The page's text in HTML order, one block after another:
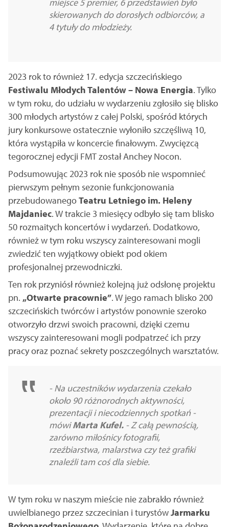
miejsce 5 premier, 6 przedstawień było
skierowanych do dorosłych odbiorców, a
4 tytuły do młodzieży.
2023 rok to również 17. edycja szczecińskiego
Festiwalu Młodych Talentów – Nowa Energia. Tylko
w tym roku, do udziału w wydarzeniu zgłosiło się blisko
300 młodych artystów z całej Polski, spośród których
jury konkursowe ostatecznie wyłoniło szczęśliwą 10,
która wystąpiła w koncercie finałowym. Zwycięzcą
tegorocznej edycji FMT został Anchey Nocon.
Podsumowując 2023 rok nie sposób nie wspomnieć
pierwszym pełnym sezonie funkcjonowania
przebudowanegoTeatru Letniego im. Heleny
Majdaniec. W trakcie 3 miesięcy odbyło się tam blisko
50 rozmaitych koncertów i wydarzeń. Dodatkowo,
również w tym roku wszyscy zainteresowani mogli
zwiedzić ten wyjątkowy obiekt pod okiem
profesjonalnej przewodniczki.
Ten rok przyniósł również kolejną już odsłonę projektu
pn. „Otwarte pracownie”. W jego ramach blisko 200
szczecińskich twórców i artystów ponownie szeroko
otworzyło drzwi swoich pracowni, dzięki czemu
wszyscy zainteresowani mogli podpatrzeć ich przy
pracy oraz poznać sekrety poszczególnych warsztatów.
- Na uczestników wydarzenia czekało
około 90 różnorodnych aktywności,
prezentacji i niecodziennych spotkań -
mówiMarta Kufel. - Z całą pewnością,
zarówno miłośnicy fotografii,
rzeźbiarstwa, malarstwa czy też grafiki
znaleźli tam coś dla siebie.
W tym roku w naszym mieście nie zabrakło również
uwielbianego przez szczecinian i turystówJarmarku